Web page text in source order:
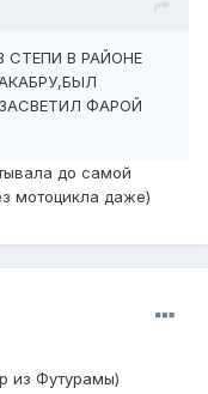
СТЕПИ В РАЙОНЕ
ФАРОЙ
до самой
мотоцикла даже)
из Футурамы)